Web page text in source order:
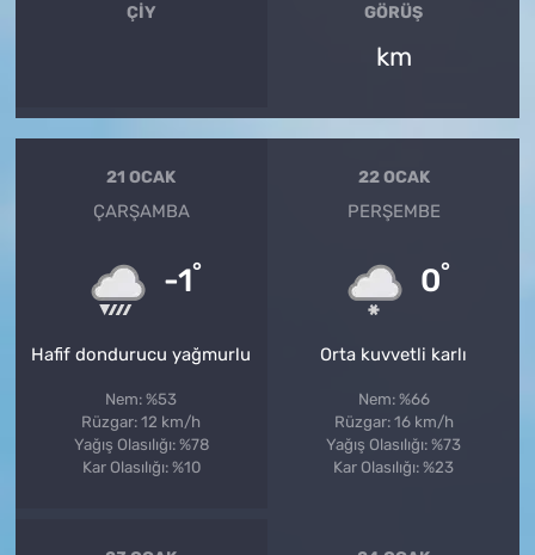
ÇIY GÖRÜŞ
km
21 OCAK
ÇARŞAMBA
-1°
Hafif dondurucu yağmurlu
Nem: %53
Rüzgar: 12 km/h
Yağış Olasılığı: %78
Kar Olasılığı: %10
22 OCAK
PERŞEMBE
0°
Orta kuvvetli karlı
Nem: %66
Rüzgar: 16 km/h
Yağış Olasılığı: %73
Kar Olasılığı: %23